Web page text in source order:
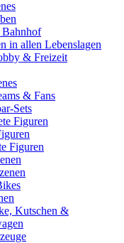
in allen Lebenslagen
& Freizeit
& Fans
Sets
Figuren
Figuren
Kutschen &